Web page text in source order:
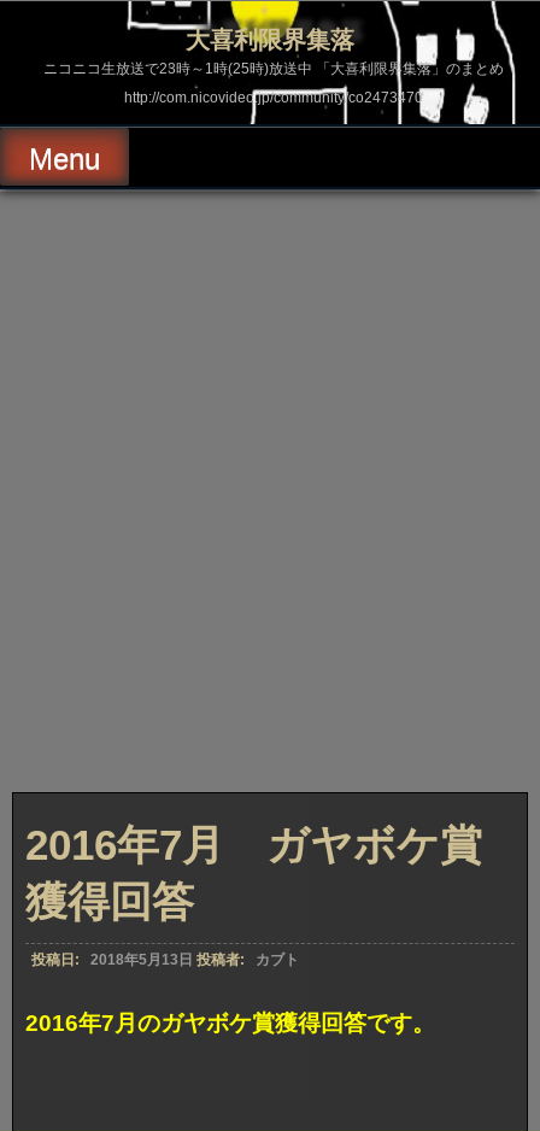
ス
ッ
プ
大喜利限界集落
ニコニコ生放送で23時～1時(25時)放送中 「大喜利限界集落」のまとめ
http://com.nicovideo.jp/community/co2473470
Menu
2016年7月 ガヤボケ賞
獲得回答
投稿日: 2018年5月13日 投稿者: カブト
2016年7月のガヤボケ賞獲得回答です。